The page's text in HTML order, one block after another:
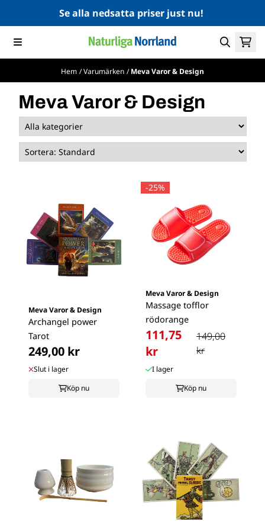
Hoppa till innehållSe alla nedsatta priser just nu!
Hem /Varumärken /Meva Varor & Design
Meva Varor & Design
Meva Varor & Design
Archangel power
Tarot
249,00 kr
Slut i lager
Köp nu
-25%
Meva Varor & Design
Massage tofflor
rödorange
111,75
kr
149,00
kr
I lager
Köp nu